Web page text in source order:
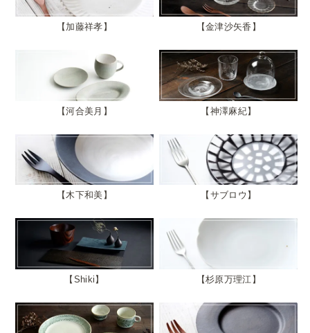
加藤祥孝 金津沙矢香
河合美月 神澤麻紀
木下和美 サブロウ
Shiki 杉原万理江